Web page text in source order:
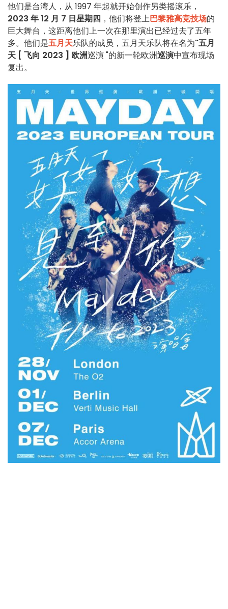
他们是台湾人，从 1997 年起就开始创作另类摇滚乐，
2023 年 12 月 7 日星期四 ，他们将登上巴黎雅高竞技场的
巨大舞台，这距离他们上一次在那里演出已经过去了五年
多。他们是五月天乐队的成员，五月天乐队将在名为"五月
天 [ 飞向 2023 ] 欧洲巡演 "的新一轮欧洲巡演中宣布现场
复出。